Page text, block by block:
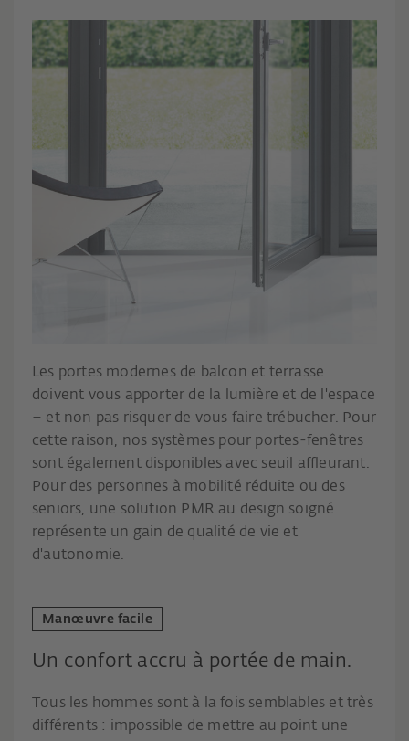
Les portes modernes de balcon et terrasse
doivent vous apporter de la lumière et de l'espace
– et non pas risquer de vous faire trébucher. Pour
cette raison, nos systèmes pour portes-fenêtres
sont également disponibles avec seuil affleurant.
Pour des personnes à mobilité réduite ou des
seniors, une solution PMR au design soigné
représente un gain de qualité de vie et
d'autonomie.
Manœuvre facile
Un confort accru à portée de main.
Tous les hommes sont à la fois semblables et très
différents : impossible de mettre au point une